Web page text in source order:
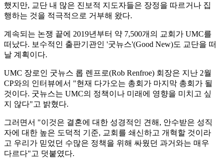
했지만, 교단 내 많은 진보적 지도자들은 장정을 따르거나 집
행하는 것을 적극적으로 거부해 왔다.
계속되는 논쟁 끝에 2019년부터 약 7,500개의 교회가 UMC를
떠났다. 보수적인 출판기관인 '굿뉴스'(Good New)도 교단을 떠
날 계획이다.
UMC 장로인 굿뉴스 롭 렌프로(Rob Renfroe) 회장은 지난 2월
CP와의 인터뷰에서 "현재 다가오는 총회가 마지막 총회가 될
것이다. 굿뉴스는 UMC의 정책이나 미래에 영향을 미치고 싶
지 않다"고 밝혔다.
그러면서 "이것은 결혼에 대한 성경적인 견해, 안수받은 성직
자에 대한 높은 도덕적 기준, 교회를 쇄신하고 개혁할 것이라
고 우리가 믿었던 수많은 정책을 위해 싸웠던 과거와는 매우
다르다"고 덧붙였다.